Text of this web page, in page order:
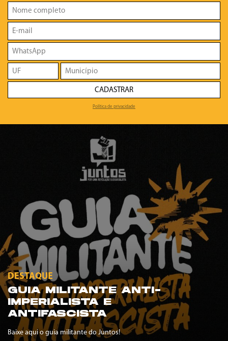
CADASTRAR
Política de privacidade
DESTAQUE
GUIA MILITANTE ANTI-
IMPERIALISTA E
ANTIFASCISTA
Baixe aqui o guia militante do Juntos!